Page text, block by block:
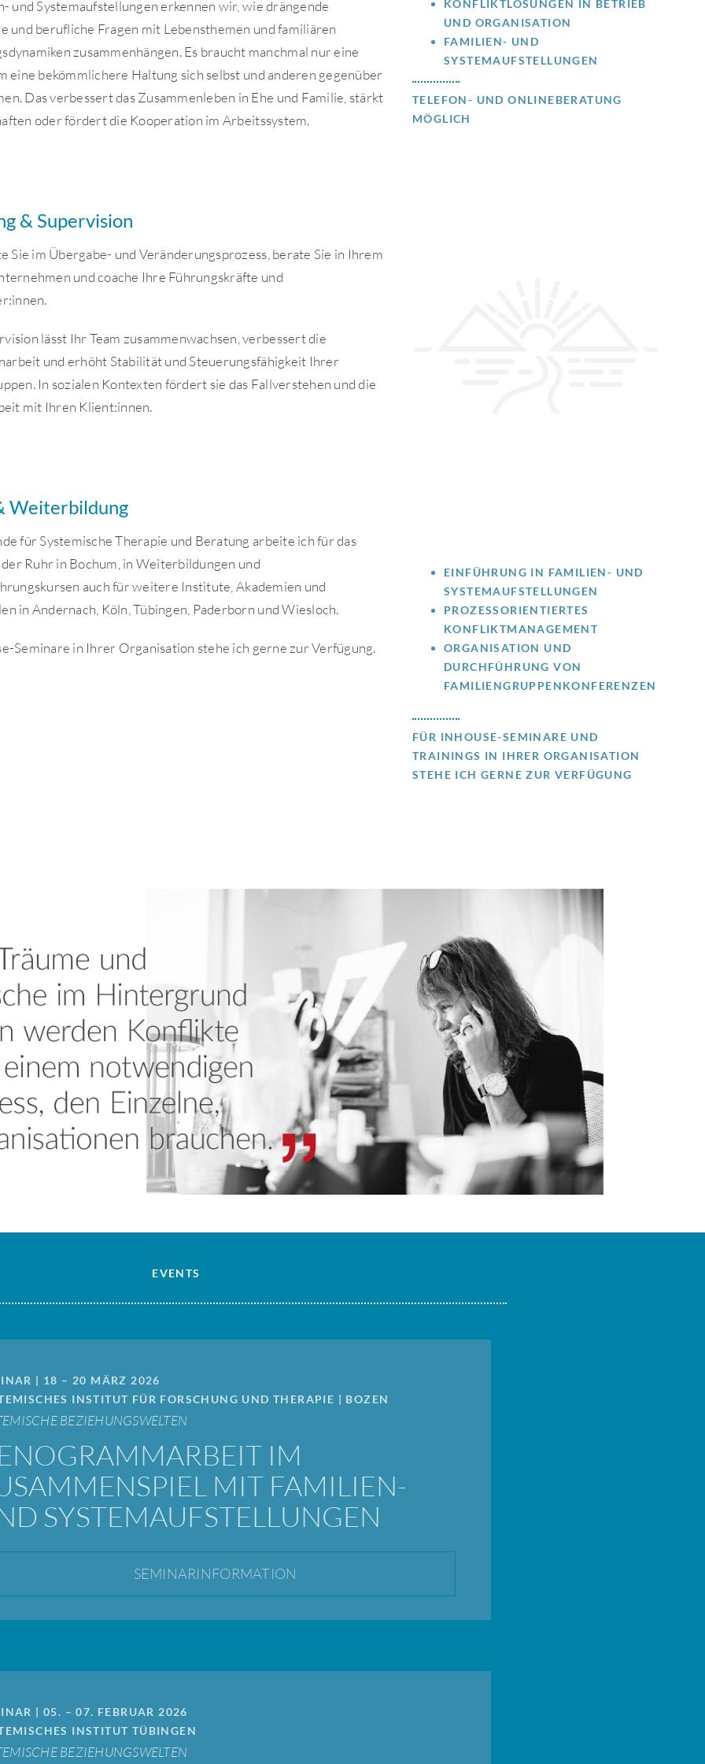
und Systemaufstellungen erkennen wir, wie drängende
und berufliche Fragen mit Lebensthemen und familiären
zusammenhängen. Es braucht manchmal nur eine
eine bekömmlichere Haltung sich selbst und anderen gegenüber
Das verbessert das Zusammenleben in Ehe und Familie, stärkt
oder fördert die Kooperation im Arbeitssystem.
KONFLIKTLÖSUNGEN IN BETRIEB
UND ORGANISATION
FAMILIEN- UND
SYSTEMAUFSTELLUNGEN
TELEFON- UND ONLINEBERATUNG
MÖGLICH
& Supervision
Sie im Übergabe- und Veränderungsprozess, berate Sie in Ihrem
und coache Ihre Führungskräfte und
lässt Ihr Team zusammenwachsen, verbessert die
und erhöht Stabilität und Steuerungsfähigkeit Ihrer
In sozialen Kontexten fördert sie das Fallverstehen und die
mit Ihren Klient:innen.
Weiterbildung
für Systemische Therapie und Beratung arbeite ich für das
Ruhr in Bochum, in Weiterbildungen und
auch für weitere Institute, Akademien und
in Andernach, Köln, Tübingen, Paderborn und Wiesloch.
Seminare in Ihrer Organisation stehe ich gerne zur Verfügung.
EINFÜHRUNG IN FAMILIEN- UND
SYSTEMAUFSTELLUNGEN
PROZESSORIENTIERTES
KONFLIKTMANAGEMENT
ORGANISATION UND
DURCHFÜHRUNG VON
FAMILIENGRUPPENKONFERENZEN
FÜR INHOUSE-SEMINARE UND
TRAININGS IN IHRER ORGANISATION
STEHE ICH GERNE ZUR VERFÜGUNG
EVENTS
| 18 – 20 MÄRZ 2026
INSTITUT FÜR FORSCHUNG UND THERAPIE | BOZEN
BEZIEHUNGSWELTEN
IM
MIT FAMILIEN-
SYSTEMAUFSTELLUNGEN
SEMINARINFORMATION
| 05. – 07. FEBRUAR 2026
INSTITUT TÜBINGEN
BEZIEHUNGSWELTEN